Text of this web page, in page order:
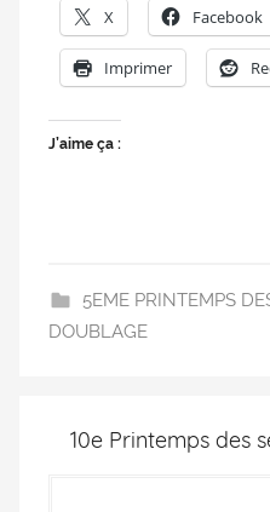
X Facebook
Imprimer
J’aime ça :
5EME PRINTEMPS
DOUBLAGE
10e Printemps des